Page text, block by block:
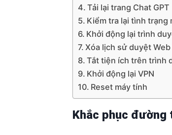
Tải lại trang Chat GPT
Kiểm tra lại tình trạng
Khởi động lại trình
Xóa lịch sử duyệt
Tắt tiện ích trên trình
Khởi động lại VPN
Reset máy tính
Khắc phục đường